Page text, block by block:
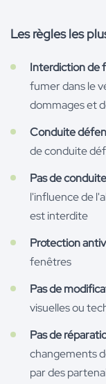
Les règles les
Interdiction de
fumer dans le
dommages et
Conduite
de conduite
Pas de
l'influence de
est interdite
Protection
fenêtres
Pas de
visuelles ou
Pas de
changements
par des